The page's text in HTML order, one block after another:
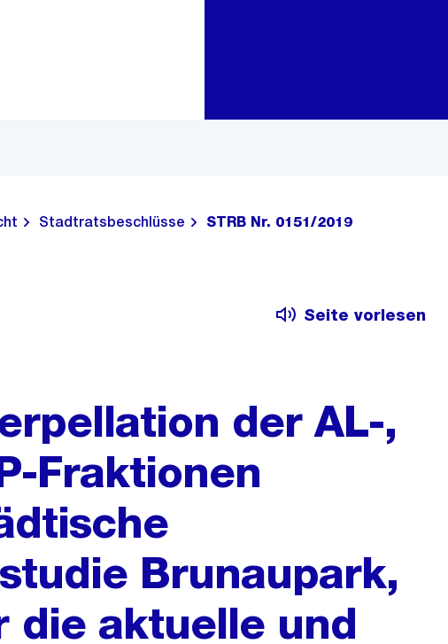
Stadtratsbeschlüsse STRB Nr. 0151/2019
Seite vorlesen
der AL-,
Fraktionen
Brunaupark,
die aktuelle und